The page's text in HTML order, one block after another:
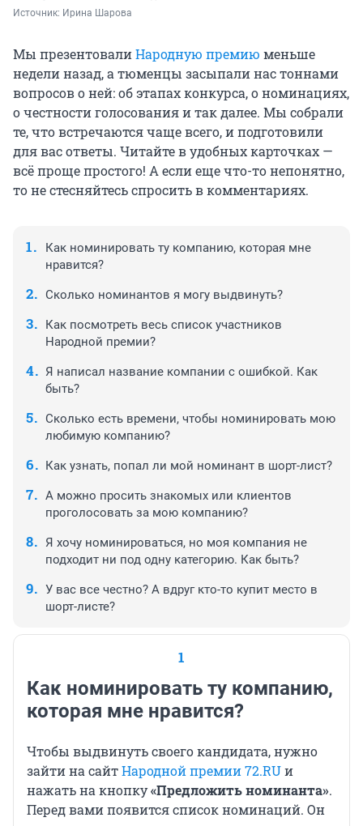
Источник: Ирина Шарова
Мы презентовалиНародную премию меньше
недели назад, а тюменцы засыпали нас тоннами
вопросов о ней: об этапах конкурса, о номинациях,
о честности голосования и так далее. Мы собрали
те, что встречаются чаще всего, и подготовили
для вас ответы. Читайте в удобных карточках —
всё проще простого! А если еще что-то непонятно,
то не стесняйтесь спросить в комментариях.
Как номинировать ту компанию, которая мне
нравится?
Сколько номинантов я могу выдвинуть?
Как посмотреть весь список участников
Народной премии?
Я написал название компании с ошибкой. Как
быть?
Сколько есть времени, чтобы номинировать мою
любимую компанию?
Как узнать, попал ли мой номинант в шорт-лист?
А можно просить знакомых или клиентов
проголосовать за мою компанию?
Я хочу номинироваться, но моя компания не
подходит ни под одну категорию. Как быть?
У вас все честно? А вдруг кто-то купит место в
шорт-листе?
1
Как номинировать ту компанию,
которая мне нравится?
Чтобы выдвинуть своего кандидата, нужно
зайти на сайтНародной премии 72.RUи
нажать на кнопку«Предложить номинанта».
Перед вами появится список номинаций. Он